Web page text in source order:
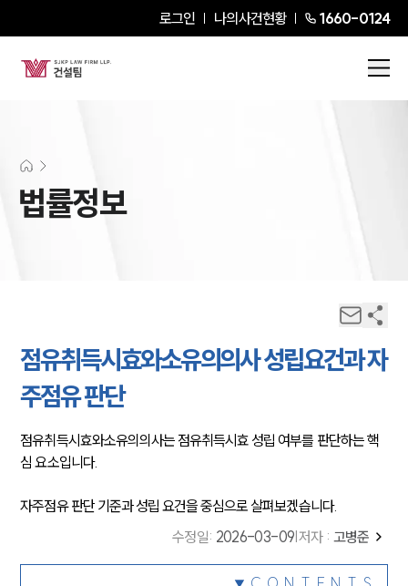
로그인 나의사건현황 1660-0124
법률정보
점유취득시효와소유의의사 성립요건과 자
주점유 판단
점유취득시효와소유의의사는 점유취득시효 성립 여부를 판단하는 핵
심 요소입니다.
자주점유 판단 기준과 성립 요건을 중심으로 살펴보겠습니다.
수정일: 2026-03-09 저자 : 고병준